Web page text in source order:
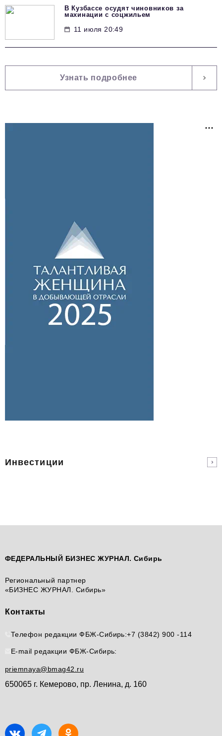
В Кузбассе осудят чиновников за
махинации с соцжильем
11 июля 20:49
Узнать подробнее
Инвестиции
ФЕДЕРАЛЬНЫЙ БИЗНЕС ЖУРНАЛ. Сибирь
Региональный партнер
«БИЗНЕС ЖУРНАЛ. Сибирь»
Контакты
Телефон редакции ФБЖ-Сибирь:+7 (3842) 900 -114
E-mail редакции ФБЖ-Сибирь:
priemnaya@bmag42.ru
650065 г. Кемерово, пр. Ленина, д. 160